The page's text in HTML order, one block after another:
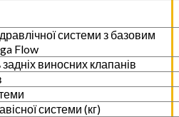
системи з базовим
Flow
виносних клапанів
системи (кг)